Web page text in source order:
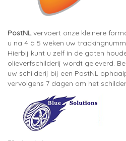
PostNLvervoert onze kleinere
u na 4 à 5 weken uw
Hierbij kunt u zelf in de gaten
olieverfschilderij wordt geleverd.
uw schilderij bij een PostNL
vervolgens 7 dagen om het